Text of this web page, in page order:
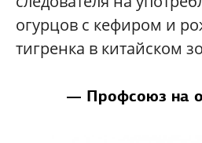
огурцов с кефиром и
тигренка в китайском
— Профсоюз на